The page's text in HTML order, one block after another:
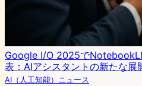
Google I/O 2025で
表：AIアシスタントの新たな展
AI（人工知能）ニュース